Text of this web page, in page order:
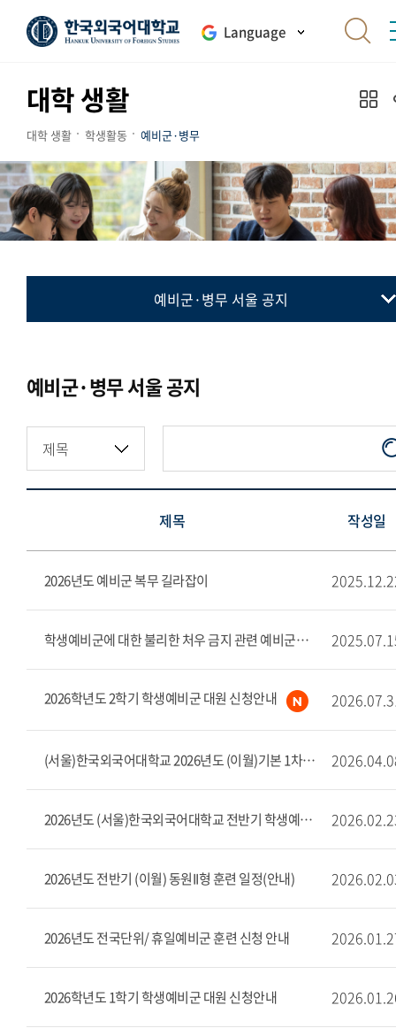
Language
대학 생활
대학 생활 학생활동 예비군·병무
예비군·병무 서울 공지
예비군·병무 글로벌 공지
예비군·병무 서울 공지
제목 작성일
2026년도 예비군 복무 길라잡이
학생예비군에 대한 불리한 처우 금지 관련 예비군법 개정 (안내)
2026학년도 2학기 학생예비군 대원 신청안내
(서울)한국외국어대학교 2026년도 (이월)기본 1차훈련(안내)
2026년도 (서울)한국외국어대학교 전반기 학생예비군 기본훈련 일정(안내)
2026년도 전반기 (이월) 동원II형 훈련 일정(안내)
2026년도 전국단위/ 휴일예비군 훈련 신청 안내
2026학년도 1학기 학생예비군 대원 신청안내